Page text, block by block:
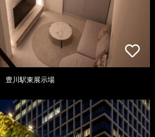
豊川駅東展示場